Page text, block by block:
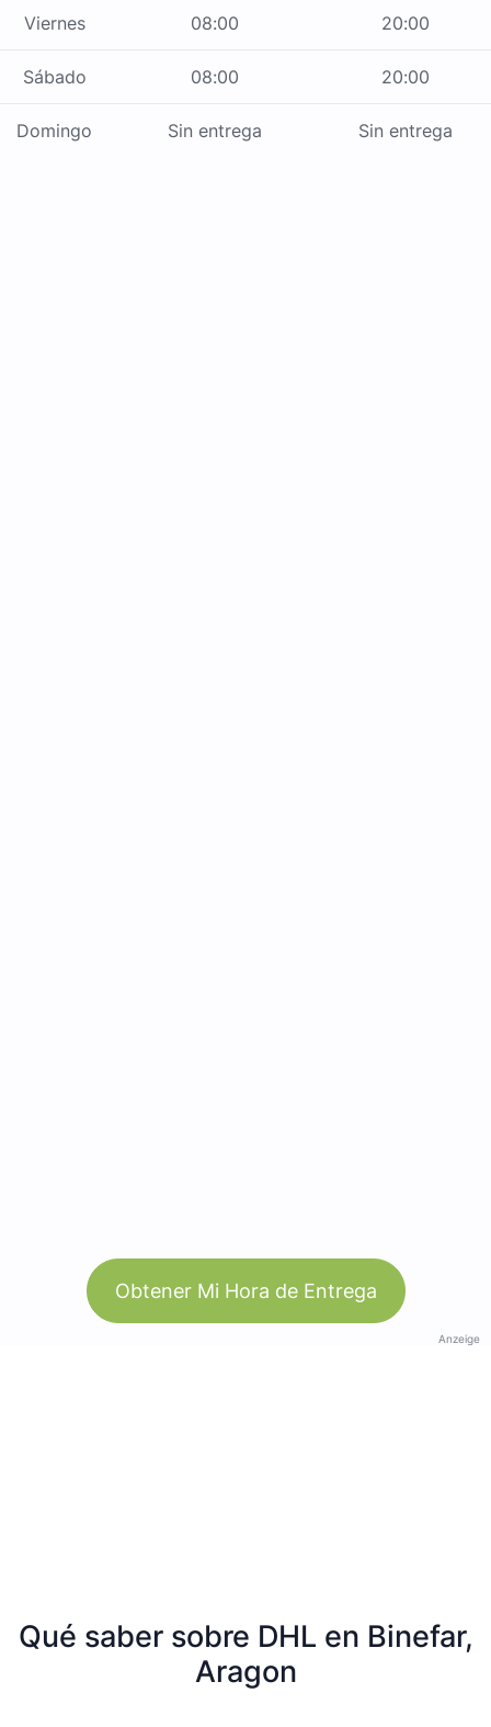
Viernes 08:00 20:00
Sábado 08:00 20:00
Domingo Sin entrega Sin entrega
Obtener Mi Hora de Entrega
Anzeige
Qué saber sobre DHL en Binefar,
Aragon